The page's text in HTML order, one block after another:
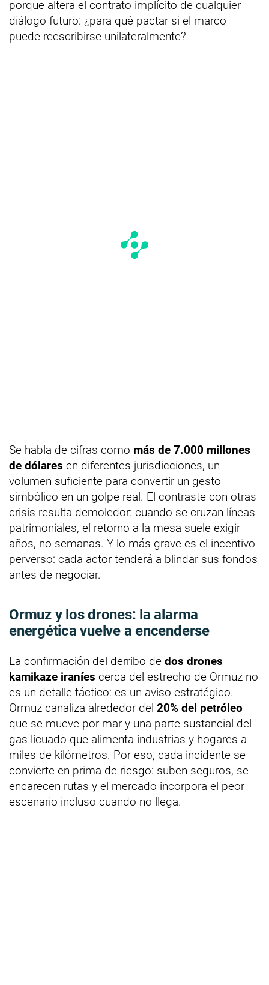
porque altera el contrato implícito de cualquier
diálogo futuro: ¿para qué pactar si el marco
puede reescribirse unilateralmente?
Se habla de cifras como más de 7.000 millones
de dólares en diferentes jurisdicciones, un
volumen suficiente para convertir un gesto
simbólico en un golpe real. El contraste con otras
crisis resulta demoledor: cuando se cruzan líneas
patrimoniales, el retorno a la mesa suele exigir
años, no semanas. Y lo más grave es el incentivo
perverso: cada actor tenderá a blindar sus fondos
antes de negociar.
Ormuz y los drones: la alarma
energética vuelve a encenderse
La confirmación del derribo de dos drones
kamikaze iraníes cerca del estrecho de Ormuz no
es un detalle táctico: es un aviso estratégico.
Ormuz canaliza alrededor del 20% del petróleo
que se mueve por mar y una parte sustancial del
gas licuado que alimenta industrias y hogares a
miles de kilómetros. Por eso, cada incidente se
convierte en prima de riesgo: suben seguros, se
encarecen rutas y el mercado incorpora el peor
escenario incluso cuando no llega.